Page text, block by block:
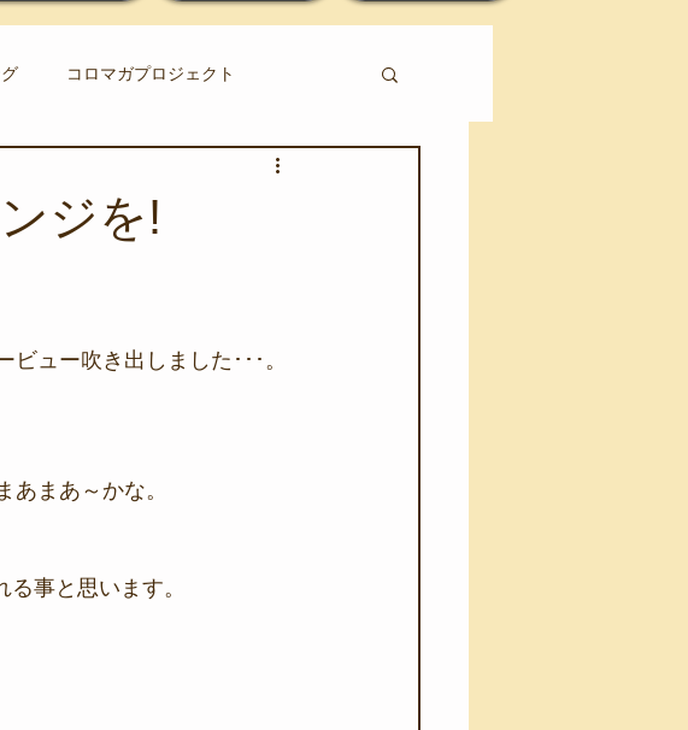
コロマガプロジェクト
アカモク養殖実験
レスキュー･ファーストエイド
ド
ジを!
ュー吹き出しました･･･。
まあ～かな。
事と思います。